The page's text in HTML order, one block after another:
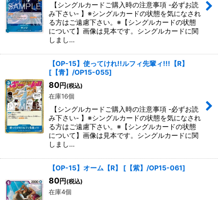
【シングルカードご購入時の注意事項 -必ずお読
み下さい- 】※シングルカードの状態を気になされ
る方はご遠慮下さい。※【シングルカードの状態
について】画像は見本です。シングルカードに関
しまし…
【OP-15】使ってけれ!!ルフィ先輩ィ!!!【R】
[ 【青】/OP15-055]
80円 (税込)
在庫16個
【シングルカードご購入時の注意事項 -必ずお読
み下さい- 】※シングルカードの状態を気になされ
る方はご遠慮下さい。※【シングルカードの状態
について】画像は見本です。シングルカードに関
しまし…
【OP-15】オーム【R】 [ 【紫】/OP15-061]
80円 (税込)
在庫4個